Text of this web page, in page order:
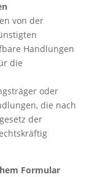
von der
Handlungen
die
oder
die nach
der
Formular